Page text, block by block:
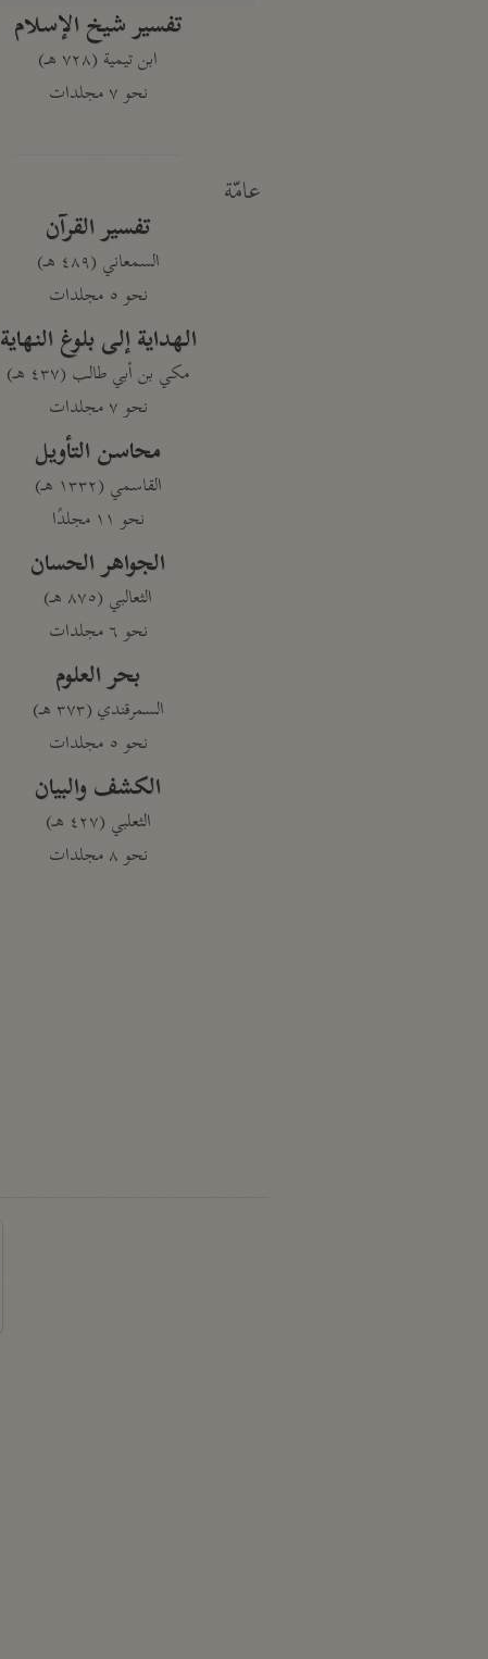
تفسير شيخ الإسلام
ابن تيمية (٧٢٨ هـ)
نحو ٧ مجلدات
عامّة
تفسير القرآن
السمعاني (٤٨٩ هـ)
نحو ٥ مجلدات
الهداية إلى بلوغ النهاية
مكي بن أبي طالب (٤٣٧ هـ)
نحو ٧ مجلدات
محاسن التأويل
القاسمي (١٣٣٢ هـ)
نحو ١١ مجلدًا
الجواهر الحسان
الثعالبي (٨٧٥ هـ)
نحو ٦ مجلدات
بحر العلوم
السمرقندي (٣٧٣ هـ)
نحو ٥ مجلدات
الكشف والبيان
الثعلبي (٤٢٧ هـ)
نحو ٨ مجلدات